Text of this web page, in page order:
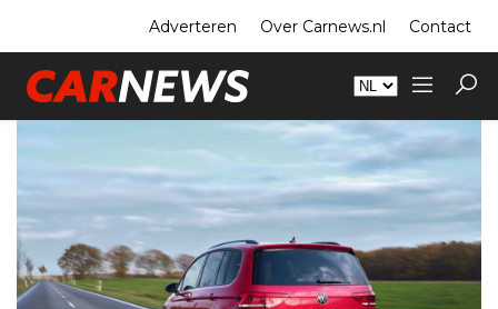
Adverteren Over Carnews.nl Contact